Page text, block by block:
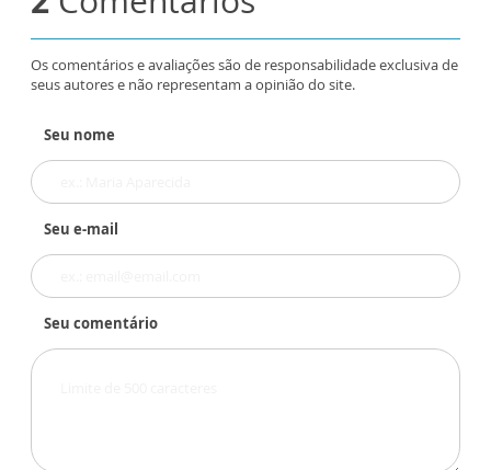
Os comentários e avaliações são de responsabilidade exclusiva de
seus autores e não representam a opinião do site.
Seu nome
Seu e-mail
Seu comentário